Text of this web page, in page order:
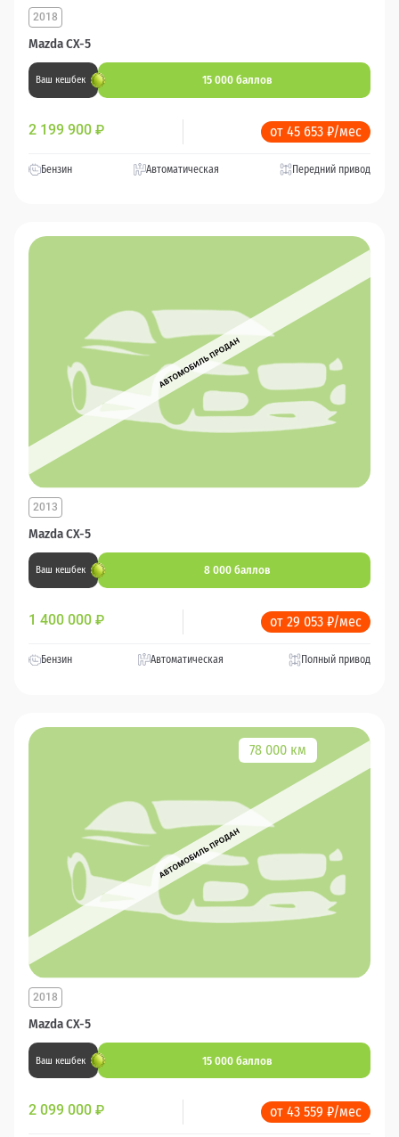
Mazda CX-5
2018
Ваш кешбек 15 000 баллов
2 199 900 ₽ от 45 653 ₽/мес
Бензин Автоматическая Передний привод
Mazda CX-5
2013
Ваш кешбек 8 000 баллов
1 400 000 ₽ от 29 053 ₽/мес
Бензин Автоматическая Полный привод
78 000 км
Mazda CX-5
2018
Ваш кешбек 15 000 баллов
2 099 000 ₽ от 43 559 ₽/мес